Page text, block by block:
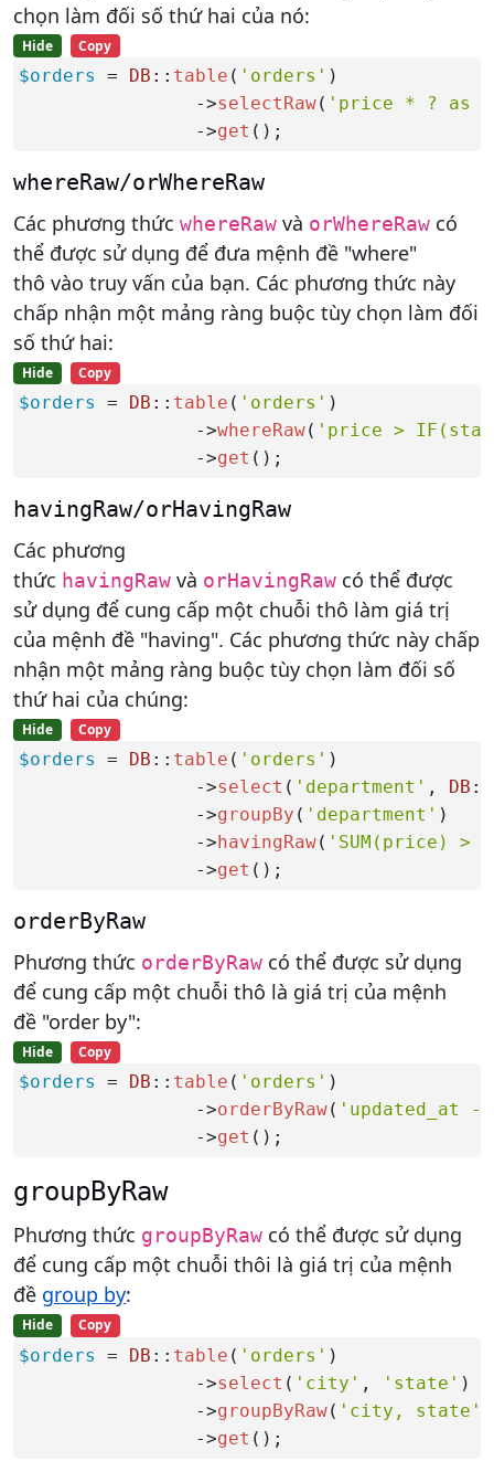
chọn làm đối số thứ hai của nó:
Hide Copy
$orders = DB :: table ( 'orders' )
                ->
selectRaw( 'price * ? as
                ->
get ();
whereRaw/orWhereRaw
Các phương thức whereRaw và orWhereRaw có
thể được sử dụng để đưa mệnh đề "where"
thô vào truy vấn của bạn. Các phương thức này
chấp nhận một mảng ràng buộc tùy chọn làm đối
số thứ hai:
Hide Copy
$orders = DB :: table ( 'orders' )
                ->
whereRaw( 'price >
                ->
get ();
havingRaw/orHavingRaw
Các phương
thức havingRaw và orHavingRaw có thể được
sử dụng để cung cấp một chuỗi thô làm giá trị
của mệnh đề "having". Các phương thức này chấp
nhận một mảng ràng buộc tùy chọn làm đối số
thứ hai của chúng:
Hide Copy
$orders = DB :: table ( 'orders' )
                ->
select ( 'department' , DB ::
                ->
groupBy ( 'department' )
                ->
havingRaw( 'SUM(price) >
                ->
get ();
orderByRaw
Phương thức orderByRaw có thể được sử dụng
để cung cấp một chuỗi thô là giá trị của mệnh
đề "order by":
Hide Copy
$orders = DB :: table ( 'orders' )
                ->
orderByRaw( 'updated_at -
                ->
get ();
groupByRaw
Phương thức groupByRaw có thể được sử dụng
để cung cấp một chuỗi thôi là giá trị của mệnh
đề group by:
Hide Copy
$orders = DB :: table ( 'orders' )
                ->
select ( 'city' , 'state' )
                ->
groupByRaw( 'city, state'
                ->
get ();